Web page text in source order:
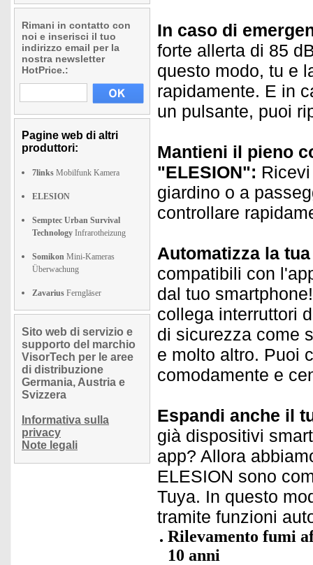
Rimani in contatto con
noi e inserisci il tuo
indirizzo email per la
nostra newsletter
HotPrice.:
Pagine web di altri
produttori:
7links Mobilfunk Kamera
ELESION
Semptec Urban Survival
Technology Infrarotheizung
Somikon Mini-Kameras
Überwachung
Zavarius Ferngläser
Sito web di servizio e
supporto del marchio
VisorTech per le aree
di distribuzione
Germania, Austria e
Svizzera
Informativa sulla
privacy
Note legali
In caso di
forte allerta di 85
questo modo, tu e
rapidamente. E in
un pulsante, puoi
Mantieni il pieno
"ELESION":
giardino o a
controllare
Automatizza la
compatibili con
dal tuo
collega interruttori
di sicurezza come
e molto altro. Puoi
comodamente e
Espandi anche il
già dispositivi
app? Allora
ELESION sono
Tuya. In questo
tramite funzioni
Rilevamento fumi
10 anni